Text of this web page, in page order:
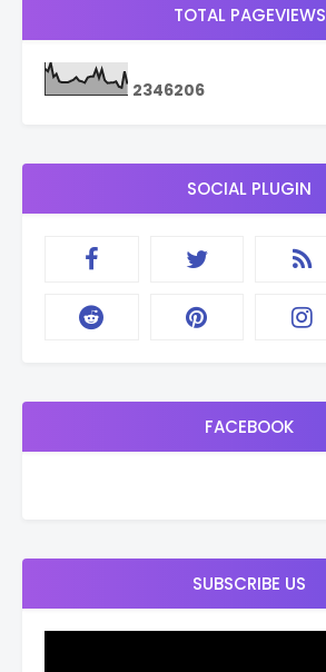
TOTAL PAGEVIEWS
2346206
SOCIAL PLUGIN
FACEBOOK
SUBSCRIBE US